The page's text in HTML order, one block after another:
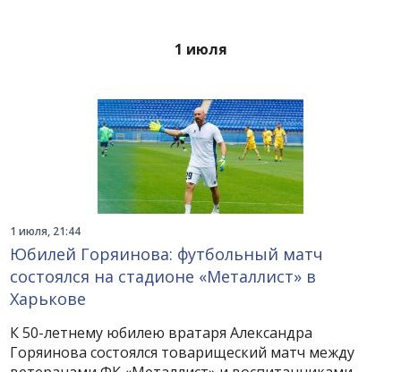
1 июля
1 июля, 21:44
Юбилей Горяинова: футбольный матч
состоялся на стадионе «Металлист» в
Харькове
К 50-летнему юбилею вратаря Александра
Горяинова состоялся товарищеский матч между